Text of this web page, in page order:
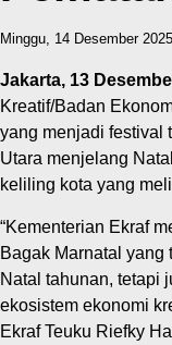
Minggu, 14 Desember 2025
Jakarta, 13
Kreatif/Badan
yang menjadi festival
Utara menjelang
keliling kota yang
“Kementerian Ekraf
Bagak Marnatal yang
Natal tahunan, tetapi
ekosistem ekonomi
Ekraf Teuku Riefky